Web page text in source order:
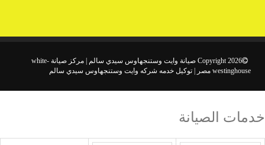
Copyright 2026 صيانة وايت وستنجهاوس سيدي سالم | مركز صيانة white-
westinghouse مصر | توكيل خدمه شركه وايت وستنجهاوس سيدي سالم
خدمات الصيانة